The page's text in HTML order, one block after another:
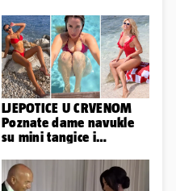
LJEPOTICE U CRVENOM
Poznate dame navukle
su mini tangice i
obline